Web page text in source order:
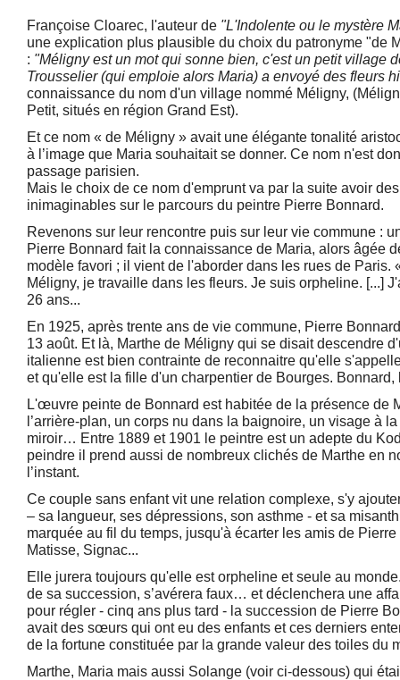
Françoise Cloarec, l'auteur de "L'Indolente ou le mystère
une explication plus plausible du choix du patronyme "de
: "Méligny est un mot qui sonne bien, c'est un petit village
Trousselier (qui emploie alors Maria) a envoyé des fleurs
connaissance du nom d'un village nommé Méligny,
Petit, situés en région Grand Est).
Et ce nom « de Méligny » avait une élégante tonalité
à l’image que Maria souhaitait se donner. Ce nom n'est
passage parisien.
Mais le choix de ce nom d'emprunt va par la suite avoir
inimaginables sur le parcours du peintre Pierre Bonnard.
Revenons sur leur rencontre puis sur leur vie commune :
Pierre Bonnard fait la connaissance de Maria, alors âgée
modèle favori ; il vient de l'aborder dans les rues de Paris.
Méligny, je travaille dans les fleurs. Je suis orpheline. [...]
26 ans...
En 1925, après trente ans de vie commune, Pierre
13 août. Et là, Marthe de Méligny qui se disait descendre
italienne est bien contrainte de reconnaitre qu'elle
et qu'elle est la fille d'un charpentier de Bourges.
L'œuvre peinte de Bonnard est habitée de la présence de
l’arrière-plan, un corps nu dans la baignoire, un visage à
miroir… Entre 1889 et 1901 le peintre est un adepte du
peindre il prend aussi de nombreux clichés de Marthe en
l’instant.
Ce couple sans enfant vit une relation complexe, s'y
– sa langueur, ses dépressions, son asthme - et sa
marquée au fil du temps, jusqu'à écarter les amis de
Matisse, Signac...
Elle jurera toujours qu'elle est orpheline et seule au
de sa succession, s’avérera faux… et déclenchera une
pour régler - cinq ans plus tard - la succession de Pierre
avait des sœurs qui ont eu des enfants et ces derniers
de la fortune constituée par la grande valeur des toiles du
Marthe, Maria mais aussi Solange (voir ci-dessous) qui